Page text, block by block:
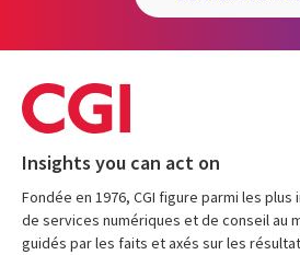
Insights you can act on
Fondée en 1976, CGI figure parmi les
de services numériques et de conseil au
guidés par les faits et axés sur les